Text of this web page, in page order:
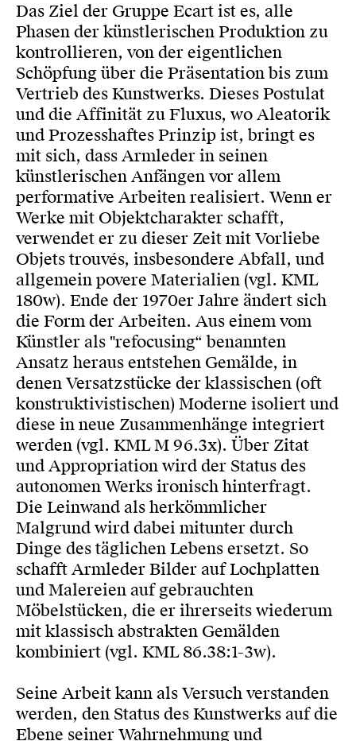
Das Ziel der Gruppe Ecart ist es, alle
Phasen der künstlerischen Produktion zu
kontrollieren, von der eigentlichen
Schöpfung über die Präsentation bis zum
Vertrieb des Kunstwerks. Dieses Postulat
und die Affinität zu Fluxus, wo Aleatorik
und Prozesshaftes Prinzip ist, bringt es
mit sich, dass Armleder in seinen
künstlerischen Anfängen vor allem
performative Arbeiten realisiert. Wenn er
Werke mit Objektcharakter schafft,
verwendet er zu dieser Zeit mit Vorliebe
Objets trouvés, insbesondere Abfall, und
allgemein povere Materialien (vgl. KML
180w). Ende der 1970er Jahre ändert sich
die Form der Arbeiten. Aus einem vom
Künstler als "refocusing“ benannten
Ansatz heraus entstehen Gemälde, in
denen Versatzstücke der klassischen (oft
konstruktivistischen) Moderne isoliert und
diese in neue Zusammenhänge integriert
werden (vgl. KML M 96.3x). Über Zitat
und Appropriation wird der Status des
autonomen Werks ironisch hinterfragt.
Die Leinwand als herkömmlicher
Malgrund wird dabei mitunter durch
Dinge des täglichen Lebens ersetzt. So
schafft Armleder Bilder auf Lochplatten
und Malereien auf gebrauchten
Möbelstücken, die er ihrerseits wiederum
mit klassisch abstrakten Gemälden
kombiniert (vgl. KML 86.38:1-3w).
Seine Arbeit kann als Versuch verstanden
werden, den Status des Kunstwerks auf die
Ebene seiner Wahrnehmung und